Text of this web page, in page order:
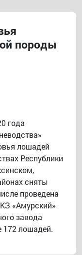
породы
года
лошадей
Республики
сняты
проведена
«Амурский»
завода
172 лошадей.